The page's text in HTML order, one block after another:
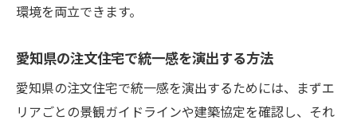
環境を両立できます。
愛知県の注文住宅で統一感を演出する方法
愛知県の注文住宅で統一感を演出するためには、まずエ
リアごとの景観ガイドラインや建築協定を確認し、それ